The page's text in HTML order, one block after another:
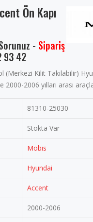
Ön Kapı
- Sipariş
93 42
(Merkezi Kilit Takılabilir)
2000-2006 yılları arası
81310-25030
Stokta Var
Mobis
Hyundai
Accent
2000-2006